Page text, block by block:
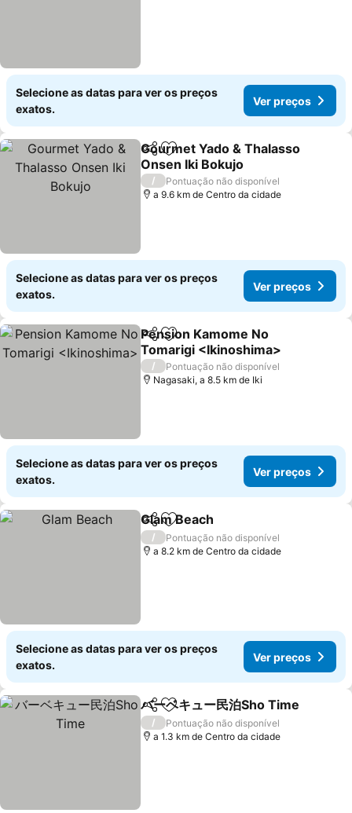
Selecione as datas para ver os preços
exatos.
Ver preços
PartilharAdicionar aos favoritos
Gourmet Yado & Thalasso
Onsen Iki Bokujo
Ver preços
/
Pontuação não disponível
a 9.6 km de Centro da cidade
Selecione as datas para ver os preços
exatos.
Ver preços
PartilharAdicionar aos favoritos
Pension Kamome No
Tomarigi <Ikinoshima>
Ver preços
/
Pontuação não disponível
Nagasaki, a 8.5 km de Iki
Selecione as datas para ver os preços
exatos.
Ver preços
PartilharAdicionar aos favoritos
Glam Beach
/
Pontuação não disponível
a 8.2 km de Centro da cidade
Selecione as datas para ver os preços
exatos.
Ver preços
PartilharAdicionar aos favoritos
バーベキュー民泊Sho Time
/
Pontuação não disponível
a 1.3 km de Centro da cidade